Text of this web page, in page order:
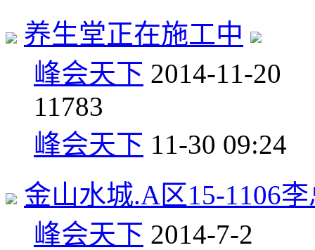
养生堂正在施工中
峰会天下 2014-11-20
11783
峰会天下 11-30 09:24
金山水城.A区15-1106
峰会天下 2014-7-2